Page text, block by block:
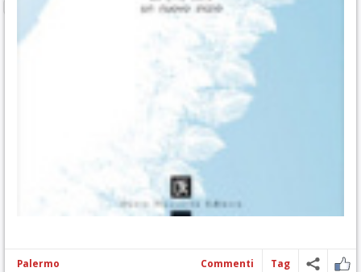
Palermo Commenti Tag